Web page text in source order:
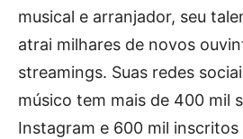
musical e arranjador, seu
atrai milhares de novos
streamings. Suas redes
músico tem mais de 400 mil
Instagram e 600 mil inscritos